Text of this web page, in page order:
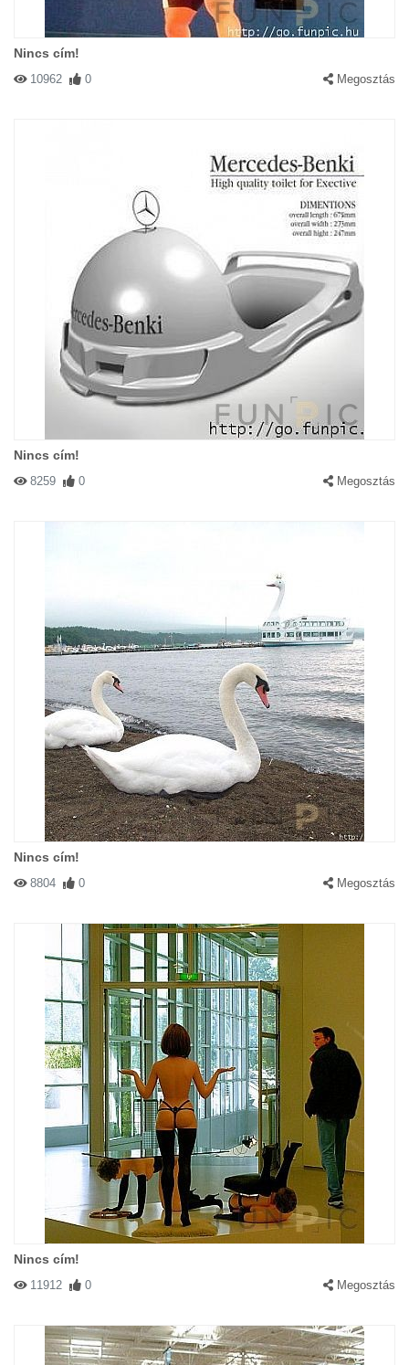
Nincs cím!
10962 0 Megosztás
Nincs cím!
8259 0 Megosztás
Nincs cím!
8804 0 Megosztás
Nincs cím!
11912 0 Megosztás